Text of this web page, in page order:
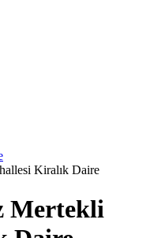
Kiralık Daire
Mertekli